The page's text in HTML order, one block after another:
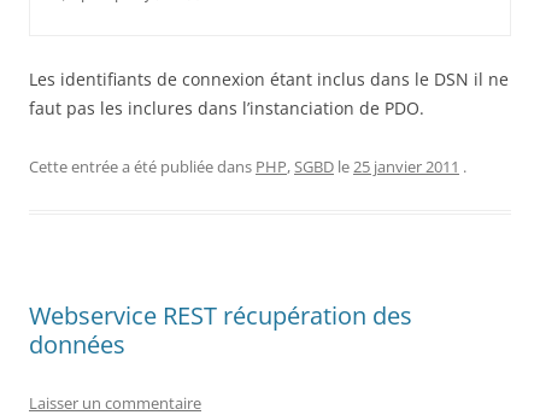
Les identifiants de connexion étant inclus dans le DSN il ne
faut pas les inclures dans l’instanciation de PDO.
Cette entrée a été publiée dans PHP,SGBD le25 janvier 2011 .
Webservice REST récupération des
données
Laisser un commentaire